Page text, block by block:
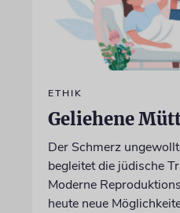
ETHIK
Geliehene
Der Schmerz
begleitet die jüdische
Moderne
heute neue